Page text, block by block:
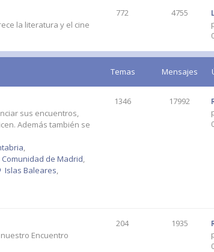
la literatura y el cine
772 4755
Temas Mensajes
sus encuentros,
Además también se
,
Comunidad de Madrid,
Islas Baleares,
1346 17992
Encuentro
204 1935